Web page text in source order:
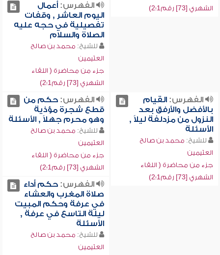
الشهري [73] رقم1؛2)
الفهرس:أعمال
اليوم العاشر , وقفات
تفصيلية في حجه عليه
الصلاة والسلام
للشيخ: محمد بن صالح
العثيمين
جزء من محاضرة ( اللقاء
الشهري [73] رقم1؛2)
الفهرس:القيام
بالأفضل والأرفق بعد
النزول من مزدلفة ليلاً ,
الأسئلة
للشيخ: محمد بن صالح
العثيمين
جزء من محاضرة ( اللقاء
الشهري [73] رقم1؛2)
الفهرس:حكم من
قطع شجرة مؤذية
وهو محرم جهلاً , الأسئلة
للشيخ: محمد بن صالح
العثيمين
جزء من محاضرة ( اللقاء
الشهري [73] رقم1؛2)
الفهرس:حكم أداء
صلاة المغرب والعشاء
في عرفة وحكم المبيت
ليلة التاسع في عرفة ,
الأسئلة
للشيخ: محمد بن صالح
العثيمين